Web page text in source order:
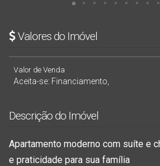
Valores do Imóvel
Valor de Venda
Aceita-se: Financiamento,
Descrição do Imóvel
Apartamento moderno com suíte e
e praticidade para sua família